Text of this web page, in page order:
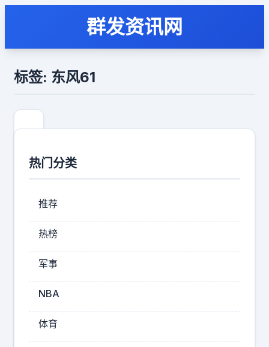
群发资讯网
标签: 东风61
东
热门分类
推荐
热榜
军事
NBA
体育